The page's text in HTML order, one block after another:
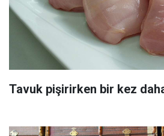
Tavuk pişirirken bir kez